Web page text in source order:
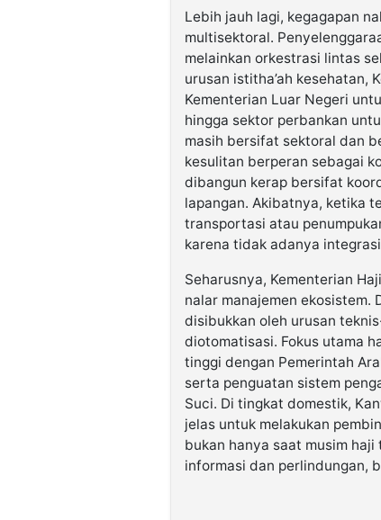
Lebih jauh lagi, kegagapan
multisektoral.
melainkan orkestrasi lintas
urusan istitha’ah kesehatan,
Kementerian Luar Negeri
hingga sektor perbankan
masih bersifat sektoral dan
kesulitan berperan sebagai
dibangun kerap bersifat
lapangan. Akibatnya, ketika
transportasi atau
karena tidak adanya
Seharusnya, Kementerian
nalar manajemen ekosistem.
disibukkan oleh urusan
diotomatisasi. Fokus utama
tinggi dengan Pemerintah
serta penguatan sistem
Suci. Di tingkat domestik,
jelas untuk melakukan
bukan hanya saat musim
informasi dan perlindungan,